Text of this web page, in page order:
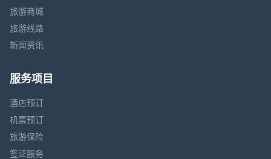
旅游商城
旅游线路
新闻资讯
服务项目
酒店预订
机票预订
旅游保险
签证服务